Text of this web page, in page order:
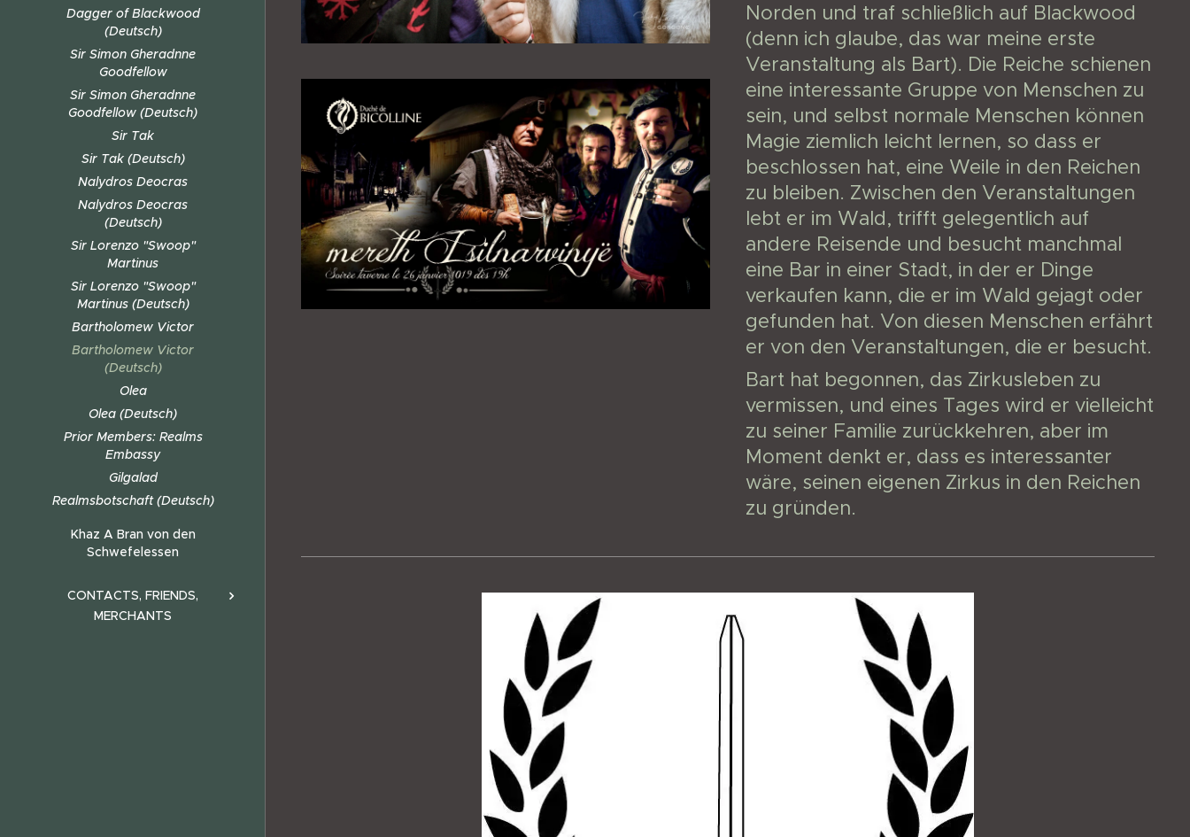
Dagger of Blackwood
(Deutsch)
Sir Simon Gheradnne
Goodfellow
Sir Simon Gheradnne
Goodfellow (Deutsch)
Sir Tak
Sir Tak (Deutsch)
Nalydros Deocras
Nalydros Deocras
(Deutsch)
Sir Lorenzo "Swoop"
Martinus
Sir Lorenzo "Swoop"
Martinus (Deutsch)
Bartholomew Victor
Bartholomew Victor
(Deutsch)
Olea
Olea (Deutsch)
Prior Members: Realms
Embassy
Gilgalad
Realmsbotschaft (Deutsch)
Khaz A Bran von den
Schwefelessen
CONTACTS, FRIENDS,
MERCHANTS
Norden und traf schließlich auf Blackwood
(denn ich glaube, das war meine erste
Veranstaltung als Bart). Die Reiche schienen
eine interessante Gruppe von Menschen zu
sein, und selbst normale Menschen können
Magie ziemlich leicht lernen, so dass er
beschlossen hat, eine Weile in den Reichen
zu bleiben. Zwischen den Veranstaltungen
lebt er im Wald, trifft gelegentlich auf
andere Reisende und besucht manchmal
eine Bar in einer Stadt, in der er Dinge
verkaufen kann, die er im Wald gejagt oder
gefunden hat. Von diesen Menschen erfährt
er von den Veranstaltungen, die er besucht.
Bart hat begonnen, das Zirkusleben zu
vermissen, und eines Tages wird er vielleicht
zu seiner Familie zurückkehren, aber im
Moment denkt er, dass es interessanter
wäre, seinen eigenen Zirkus in den Reichen
zu gründen.